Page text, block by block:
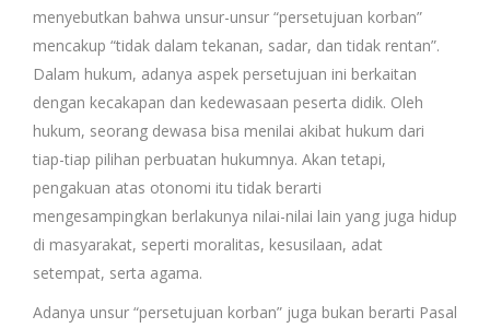
menyebutkan bahwa unsur-unsur “persetujuan korban”
mencakup “tidak dalam tekanan, sadar, dan tidak rentan”.
Dalam hukum, adanya aspek persetujuan ini berkaitan
dengan kecakapan dan kedewasaan peserta didik. Oleh
hukum, seorang dewasa bisa menilai akibat hukum dari
tiap-tiap pilihan perbuatan hukumnya. Akan tetapi,
pengakuan atas otonomi itu tidak berarti
mengesampingkan berlakunya nilai-nilai lain yang juga hidup
di masyarakat, seperti moralitas, kesusilaan, adat
setempat, serta agama.
Adanya unsur “persetujuan korban” juga bukan berarti Pasal